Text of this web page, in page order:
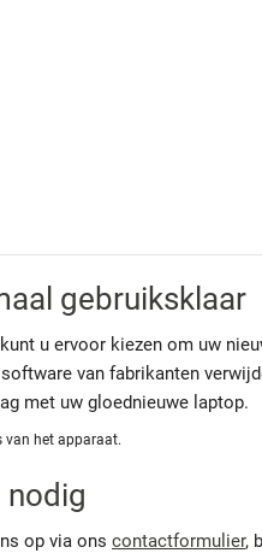
gebruiksklaar
u ervoor kiezen om uw
van fabrikanten
met uw gloednieuwe laptop.
van het apparaat.
op via ons contactformulier,